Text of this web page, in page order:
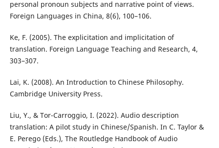
personal pronoun subjects and narrative point of views.
Foreign Languages in China, 8(6), 100–106.
Ke, F. (2005). The explicitation and implicitation of
translation. Foreign Language Teaching and Research, 4,
303–307.
Lai, K. (2008). An Introduction to Chinese Philosophy.
Cambridge University Press.
Liu, Y., & Tor-Carroggio, I. (2022). Audio description
translation: A pilot study in Chinese/Spanish. In C. Taylor &
E. Perego (Eds.), The Routledge Handbook of Audio